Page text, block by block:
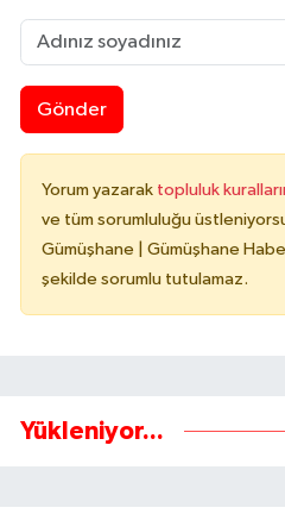
Gönder
Yorum yazarak topluluk
ve tüm sorumluluğu
Gümüşhane | Gümüşhane
şekilde sorumlu tutulamaz.
Yükleniyor...